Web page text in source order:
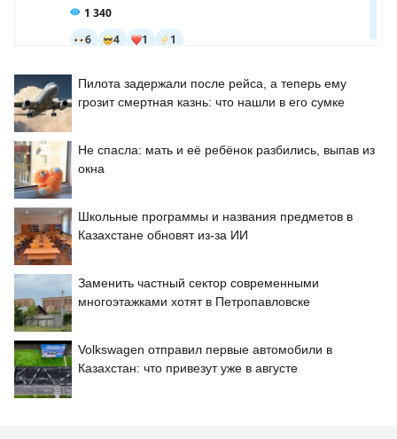
Пилота задержали после рейса, а теперь ему
грозит смертная казнь: что нашли в его сумке
Не спасла: мать и её ребёнок разбились, выпав из
окна
Школьные программы и названия предметов в
Казахстане обновят из-за ИИ
Заменить частный сектор современными
многоэтажками хотят в Петропавловске
Volkswagen отправил первые автомобили в
Казахстан: что привезут уже в августе